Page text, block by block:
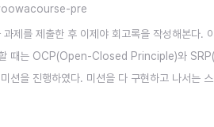
pre
과제를 제출한 후 이제야 회고록을 작성해본다.
때는 OCP(Open-Closed Principle)와
션을 진행하였다. 미션을 다 구현하고 나서는